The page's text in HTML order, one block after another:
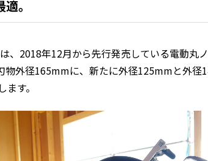
。
、2018年12月から先行発売している電動丸
物外径165mmに、新たに外径125mmと外径
す。